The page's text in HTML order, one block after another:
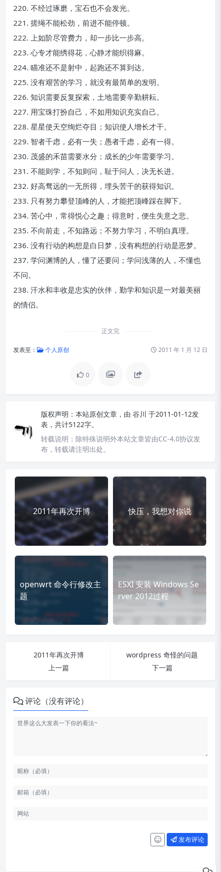
220. 不经过琢磨，宝石也不会发光。
221. 搓绳不能松劲，前进不能停顿。
222. 上如阶尽管费力，却一步比一步高。
223. 心专才能绣得花，心静才能织得麻。
224. 瞄准还不是射中，起跑还不算到达。
225. 没有艰苦的学习，就没有最简单的发明。
226. 知识需要反复探索，土地需要辛勤耕耘。
227. 用宝珠打扮自己，不如用知识充实自己。
228. 星星使天空绚烂夺目；知识使人增长才干。
229. 智者千虑，必有一失；愚者千虑，必有一得。
230. 茂盛的禾苗需要水分；成长的少年需要学习。
231. 不能则学，不知则问，耻于问人，决无长进。
232. 好高骛远的一无所得，埋头苦干的获得知识。
233. 只有努力攀登顶峰的人，才能把顶峰踩在脚下。
234. 苦心中，常得悦心之趣；得意时，便生失意之悲。
235. 不向前走，不知路远；不努力学习，不明白真理。
236. 没有行动的构想是白日梦，没有构想的行动是恶梦。
237. 学问渊博的人，懂了还要问；学问浅薄的人，不懂也
不问。
238. 汗水和丰收是忠实的伙伴，勤学和知识是一对最美丽
的情侣。
正文完
发表至： 个人原创 2011 年 1 月 12 日
0
版权声明： 本站原创文章，由 谷川 于2011-01-12发
表，共计5122字。
转载说明： 除特殊说明外本站文章皆由CC-4.0协议发
布，转载请注明出处。
2011年再次开博 快压，我想对你说
openwrt 命令行修改主
题
ESXI 安装 Windows Se
rver 2012过程
2011年再次开博
上一篇
wordpress 奇怪的问题
下一篇
评论（没有评论）
发布评论